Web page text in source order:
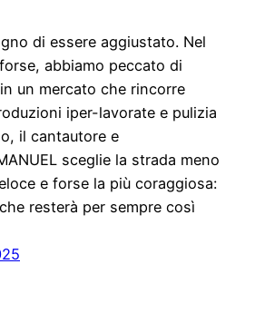
di essere aggiustato. Nel
abbiamo peccato di
un mercato che rincorre
iper-lavorate e pulizia
il cantautore e
sceglie la strada meno
e forse la più coraggiosa:
resterà per sempre così